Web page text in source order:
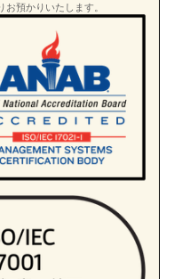
預かりいたします。